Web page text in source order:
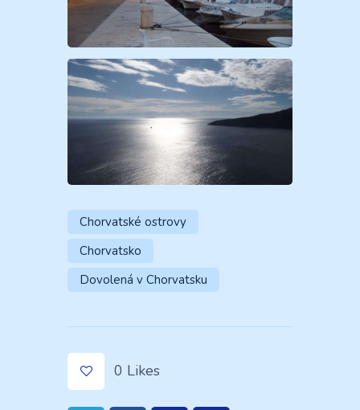
Chorvatské ostrovy
Chorvatsko
Dovolená v Chorvatsku
0 Likes